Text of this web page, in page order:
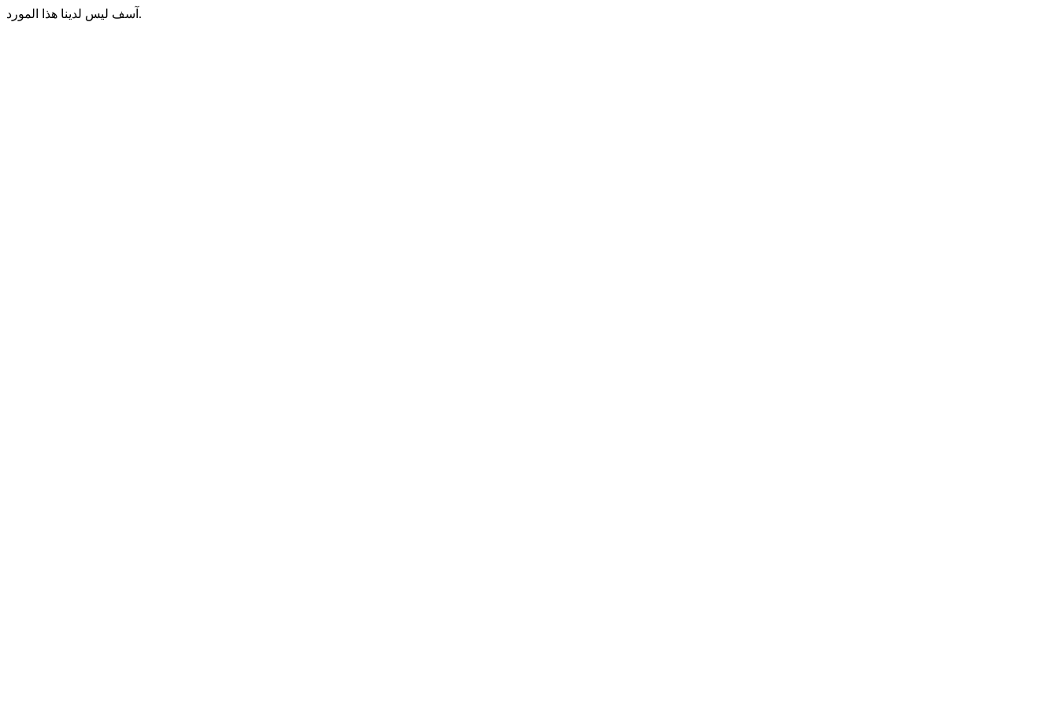
آسف ليس لدينا هذا المورد.